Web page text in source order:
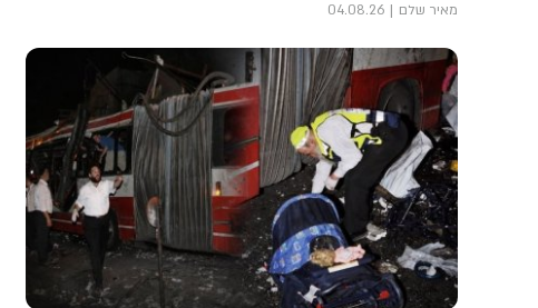
מאיר שלם 04.08.26